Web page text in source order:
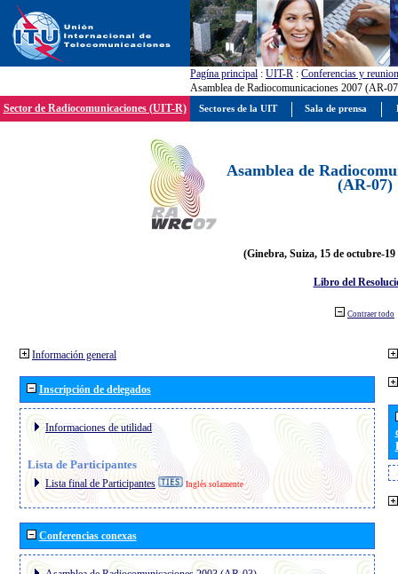
Pagína principal : UIT-R : Conferencias y
Asamblea de Radiocomunicaciones 2007 (AR-
Sector de Radiocomunicaciones (UIT-R)
Asamblea de
(AR-07)
(Ginebra, Suiza, 15 de octubre-19
Libro del
Contraer todo
Información general
Inscripción de delegados
Informaciones de utilidad
Lista de Participantes
Lista final de Participantes Inglés solamente
Conferencias conexas
Sectores de la UIT Sala de prensa